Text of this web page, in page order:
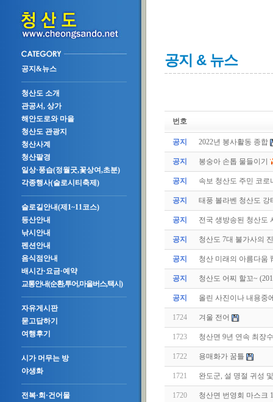
공지&뉴스
청산도 소개
관공서, 상가
해안도로와 마을
청산도 관광지
청산사계
청산팔경
일상·풍습(정월굿,꽃상여,초분)
각종행사(슬로시티축제)
슬로길안내(제1~11코스)
등산안내
낚시안내
펜션안내
음식점안내
배시간·요금·예약
교통안내(순환,투어,마을버스,택시)
자유게시판
묻고답하기
여행후기
시가 머무는 방
야생화
전복·회·건어물
공지 & 뉴스
번호
공지 2022년 봉사활동 종합
공지 봉숭아 손톱 물들이기
공지 속보 청산도 주민 코로
공지 태풍 볼라벤 청산도 강
공지 전국 생방송된 청산도
공지 청산도 7대 불가사의
공지 청산 미래의 아름다움
공지 청산도 어찌 할꼬~
공지 올린 사진이나 내용중
1724 겨울 전어
1723 청산면 9년 연속 최장
1722 용매화가 꿈틀
1721 완도군, 설 명절 귀성
1720 청산면 번영회 마스크